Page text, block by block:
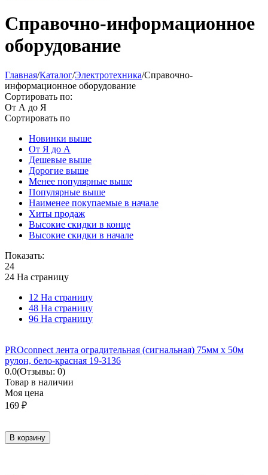
Справочно-информационное
оборудование
Главная/Каталог/Электротехника/Справочно-
информационное оборудование
Сортировать по:
От А до Я
Сортировать по
Новинки выше
От Я до А
Дешевые выше
Дорогие выше
Менее популярные выше
Популярные выше
Наименее покупаемые в начале
Хиты продаж
Высокие скидки в конце
Высокие скидки в начале
Показать:
24
24 На страницу
12 На страницу
48 На страницу
96 На страницу
PROconnect лента оградительная (сигнальная) 75мм х 50м
рулон, бело-красная 19-3136
0.0(Отзывы: 0)
Товар в наличии
Моя цена
169 ₽
В корзину